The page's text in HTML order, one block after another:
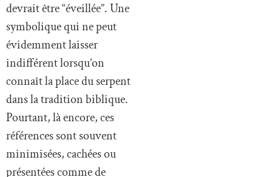
devrait être “éveillée”. Une
symbolique qui ne peut
évidemment laisser
indifférent lorsqu’on
connaît la place du serpent
dans la tradition biblique.
Pourtant, là encore, ces
références sont souvent
minimisées, cachées ou
présentées comme de